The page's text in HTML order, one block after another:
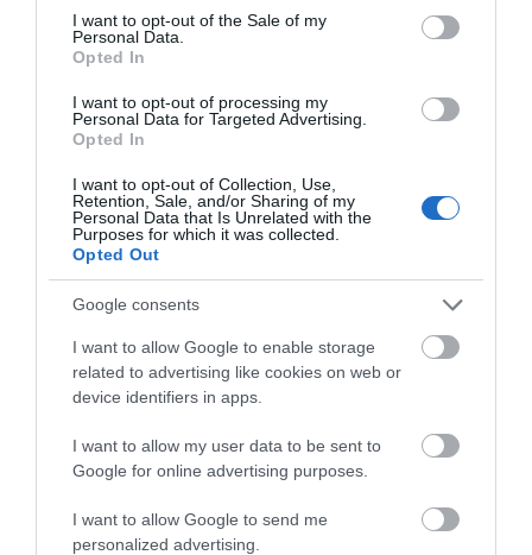
consent section.
I want to opt-out of the Sale of my
Personal Data.
Opted In
I want to opt-out of processing my
Personal Data for Targeted Advertising.
Opted In
I want to opt-out of Collection, Use,
Retention, Sale, and/or Sharing of my
Personal Data that Is Unrelated with the
Purposes for which it was collected.
Opted Out
Google consents
I want to allow Google to enable storage
related to advertising like cookies on web or
device identifiers in apps.
I want to allow my user data to be sent to
Google for online advertising purposes.
I want to allow Google to send me
personalized advertising.